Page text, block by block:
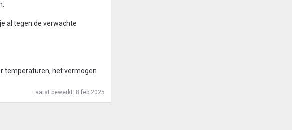
al tegen de verwachte
temperaturen, het vermogen
Laatst bewerkt: 8 feb 2025